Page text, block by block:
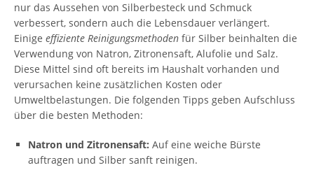
nur das Aussehen von Silberbesteck und Schmuck
verbessert, sondern auch die Lebensdauer verlängert.
Einige effiziente Reinigungsmethoden für Silber beinhalten die
Verwendung von Natron, Zitronensaft, Alufolie und Salz.
Diese Mittel sind oft bereits im Haushalt vorhanden und
verursachen keine zusätzlichen Kosten oder
Umweltbelastungen. Die folgenden Tipps geben Aufschluss
über die besten Methoden:
Natron und Zitronensaft: Auf eine weiche Bürste
auftragen und Silber sanft reinigen.